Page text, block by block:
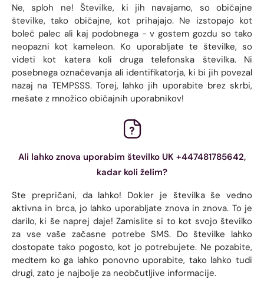
Ne, sploh ne! Številke, ki jih navajamo, so običajne
številke, tako običajne, kot prihajajo. Ne izstopajo kot
boleč palec ali kaj podobnega - v gostem gozdu so tako
neopazni kot kameleon. Ko uporabljate te številke, so
videti kot katera koli druga telefonska številka. Ni
posebnega označevanja ali identifikatorja, ki bi jih povezal
nazaj na TEMPSSS. Torej, lahko jih uporabite brez skrbi,
mešate z množico običajnih uporabnikov!
Ali lahko znova uporabim številko UK +447481785642,
kadar koli želim?
Ste prepričani, da lahko! Dokler je številka še vedno
aktivna in brca, jo lahko uporabljate znova in znova. To je
darilo, ki še naprej daje! Zamislite si to kot svojo številko
za vse vaše začasne potrebe SMS. Do številke lahko
dostopate tako pogosto, kot jo potrebujete. Ne pozabite,
medtem ko ga lahko ponovno uporabite, tako lahko tudi
drugi, zato je najbolje za neobčutljive informacije.